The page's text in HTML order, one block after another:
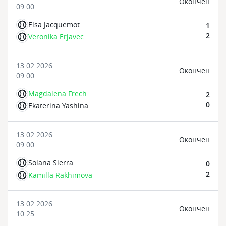
09:00
Elsa Jacquemot
Veronika Erjavec
1
2
13.02.2026
09:00
Magdalena Frech
Ekaterina Yashina
Oкончен
2
0
13.02.2026
09:00
Solana Sierra
Kamilla Rakhimova
Oкончен
0
2
13.02.2026
10:25
Oкончен